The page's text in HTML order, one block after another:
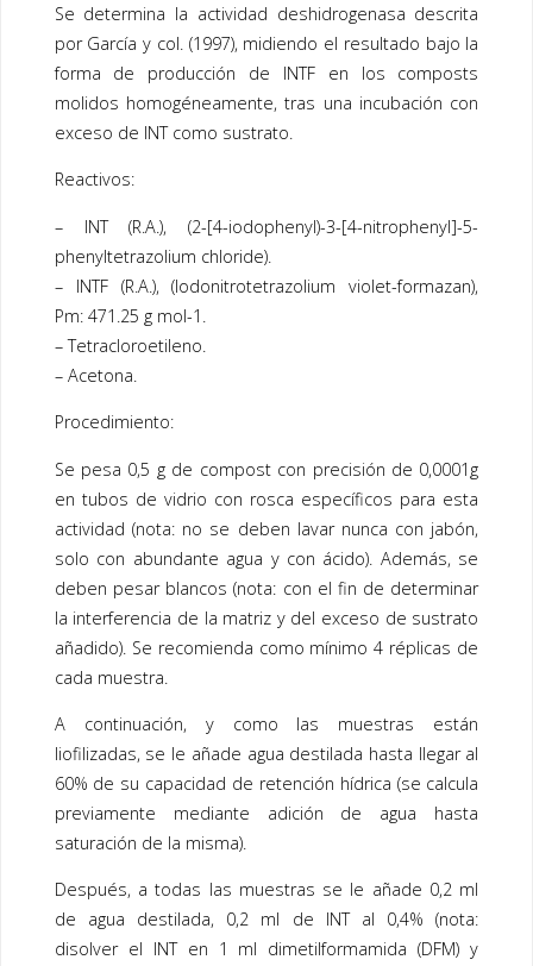
Se determina la actividad deshidrogenasa descrita
por García y col. (1997), midiendo el resultado bajo la
forma de producción de INTF en los composts
molidos homogéneamente, tras una incubación con
exceso de INT como sustrato.
Reactivos:
– INT (R.A.), (2-[4-iodophenyl)-3-[4-nitrophenyl]-5-
phenyltetrazolium chloride).
– INTF (R.A.), (Iodonitrotetrazolium violet-formazan),
Pm: 471.25 g mol-1.
– Tetracloroetileno.
– Acetona.
Procedimiento:
Se pesa 0,5 g de compost con precisión de 0,0001g
en tubos de vidrio con rosca específicos para esta
actividad (nota: no se deben lavar nunca con jabón,
solo con abundante agua y con ácido). Además, se
deben pesar blancos (nota: con el fin de determinar
la interferencia de la matriz y del exceso de sustrato
añadido). Se recomienda como mínimo 4 réplicas de
cada muestra.
A continuación, y como las muestras están
liofilizadas, se le añade agua destilada hasta llegar al
60% de su capacidad de retención hídrica (se calcula
previamente mediante adición de agua hasta
saturación de la misma).
Después, a todas las muestras se le añade 0,2 ml
de agua destilada, 0,2 ml de INT al 0,4% (nota:
disolver el INT en 1 ml dimetilformamida (DFM) y